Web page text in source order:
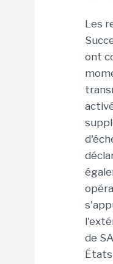
Les
ont
de
États